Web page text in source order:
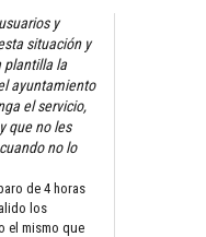
y
situación y
plantilla la
ayuntamiento
el servicio,
que no les
no lo
de 4 horas
los
el mismo que